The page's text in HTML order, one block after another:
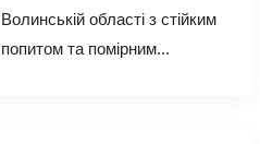
Волинській області з стійким
попитом та помірним...